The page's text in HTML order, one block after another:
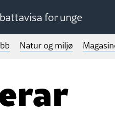
for unge
Natur og miljø